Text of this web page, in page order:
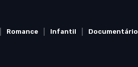
Romance Infantil Documentário